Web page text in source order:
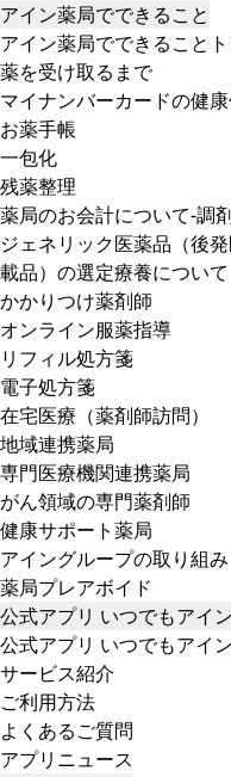
アイン薬局でできること
アイン薬局でできること
薬を受け取るまで
マイナンバーカードの健
お薬手帳
一包化
残薬整理
薬局のお会計について-調
ジェネリック医薬品（後
載品）の選定療養について
かかりつけ薬剤師
オンライン服薬指導
リフィル処方箋
電子処方箋
在宅医療（薬剤師訪問）
地域連携薬局
専門医療機関連携薬局
がん領域の専門薬剤師
健康サポート薬局
アイングループの取り組み
薬局プレアボイド
公式アプリ いつでもアイ
公式アプリ いつでもアイ
サービス紹介
ご利用方法
よくあるご質問
アプリニュース